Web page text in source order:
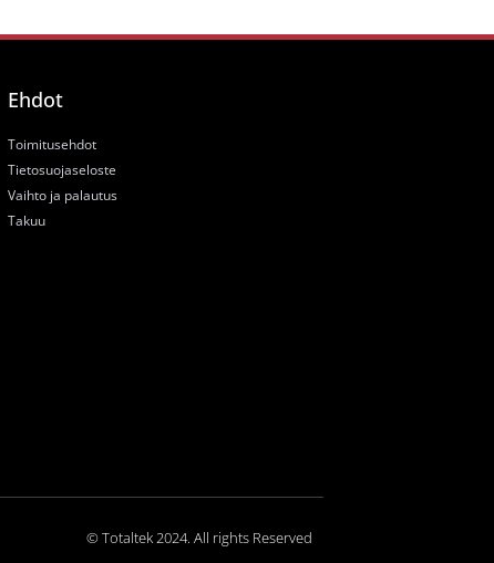
Ehdot
Toimitusehdot
Tietosuojaseloste
Vaihto ja palautus
Takuu
© Totaltek 2024. All rights Reserved